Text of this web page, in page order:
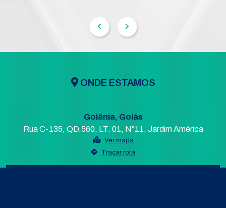
ONDE ESTAMOS
Goiânia, Goiás
Rua C-135, QD.560, LT. 01, N°11, Jardim América
Ver mapa
Traçar rota